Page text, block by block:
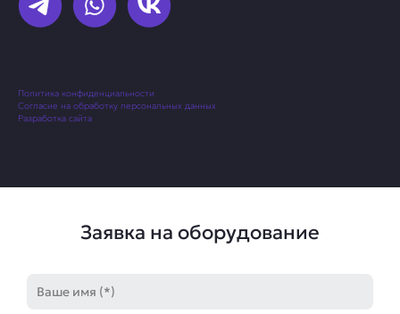
Политика конфиденциальности
Согласие на обработку персональных данных
Разработка сайта
Заявка на оборудование